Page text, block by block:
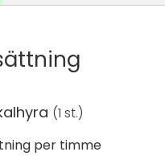
(1 st.)
per timme